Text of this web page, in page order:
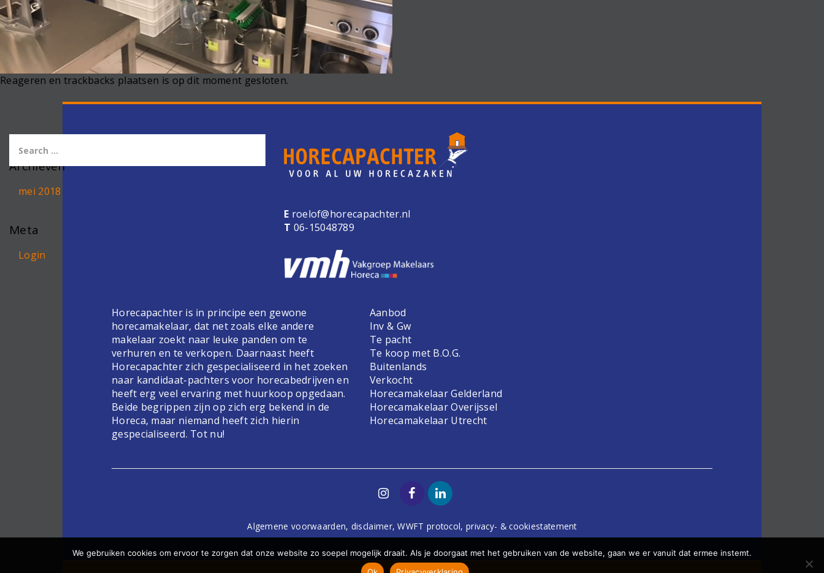
Reageren en trackbacks plaatsen is op dit moment gesloten.
Archieven
mei 2018
Meta
Login
E roelof@horecapachter.nl
T 06-15048789
Horecapachter is in principe een gewone
horecamakelaar, dat net zoals elke andere
makelaar zoekt naar leuke panden om te
verhuren en te verkopen. Daarnaast heeft
Horecapachter zich gespecialiseerd in het zoeken
naar kandidaat-pachters voor horecabedrijven en
heeft erg veel ervaring met huurkoop opgedaan.
Beide begrippen zijn op zich erg bekend in de
Horeca, maar niemand heeft zich hierin
gespecialiseerd. Tot nu!
Aanbod
Inv & Gw
Te pacht
Te koop met B.O.G.
Buitenlands
Verkocht
Horecamakelaar Gelderland
Horecamakelaar Overijssel
Horecamakelaar Utrecht
Algemene voorwaarden, disclaimer,WWFT protocol, privacy- & cookiestatement
We gebruiken cookies om ervoor te zorgen dat onze website zo soepel mogelijk draait. Als je doorgaat met het gebruiken van de website, gaan we er vanuit dat ermee instemt.